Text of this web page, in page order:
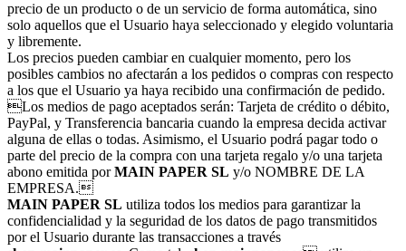
precio de un producto o de un servicio de forma automática, sino
solo aquellos que el Usuario haya seleccionado y elegido voluntaria
y libremente.
Los precios pueden cambiar en cualquier momento, pero los
posibles cambios no afectarán a los pedidos o compras con respecto
a los que el Usuario ya haya recibido una confirmación de pedido.
Los medios de pago aceptados serán: Tarjeta de crédito o débito,
PayPal, y Transferencia bancaria cuando la empresa decida activar
alguna de ellas o todas. Asimismo, el Usuario podrá pagar todo o
parte del precio de la compra con una tarjeta regalo y/o una tarjeta
abono emitida porMAIN PAPER SL y/o NOMBRE DE LA
EMPRESA.
MAIN PAPER SL utiliza todos los medios para garantizar la
confidencialidad y la seguridad de los datos de pago transmitidos
por el Usuario durante las transacciones a través